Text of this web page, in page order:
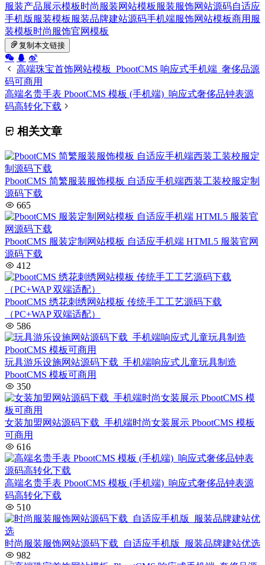
服装产品展示模板时尚服装网站模板 服装服饰网站源码自适应
手机版服装模板 服装品牌建站源码手机端服饰网站模板商用服
装模板时尚服饰官网模板
复制本文链接
高端珠宝首饰网站模板_PbootCMS 响应式手机端_奢侈品源
码可商用
高端名贵手表 PbootCMS 模板 (手机端)_响应式奢侈品钟表源
码高转化下载
相关文章
PbootCMS 简繁服装服饰模板 自适应手机端西装工装校服定制
源码下载
665
PbootCMS 服装定制网站模板 自适应手机端 HTML5 服装官网
源码下载
412
PbootCMS 绣花刺绣网站模板 传统手工工艺源码下载
（PC+WAP 双端适配）
586
玩具游乐设施网站源码下载_手机端响应式儿童玩具制造
PbootCMS 模板可商用
350
女装加盟网站源码下载_手机端时尚女装展示 PbootCMS 模板
可商用
616
高端名贵手表 PbootCMS 模板 (手机端)_响应式奢侈品钟表源
码高转化下载
510
时尚服装服饰网站源码下载_自适应手机版_服装品牌建站优选
982